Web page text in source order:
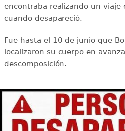
encontraba realizando un viaje
cuando desapareció.
Fue hasta el 10 de junio que
localizaron su cuerpo en
descomposición.